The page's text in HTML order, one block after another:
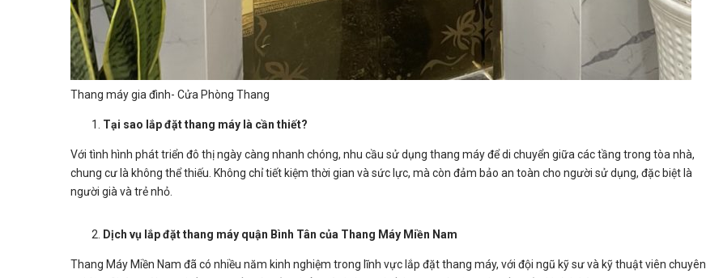
Thang máy gia đình- Cửa Phòng Thang
Tại sao lắp đặt thang máy là cần thiết?
Với tình hình phát triển đô thị ngày càng nhanh chóng, nhu cầu sử dụng thang máy để di chuyển giữa các tầng trong tòa nhà,
chung cư là không thể thiếu. Không chỉ tiết kiệm thời gian và sức lực, mà còn đảm bảo an toàn cho người sử dụng, đặc biệt là
người già và trẻ nhỏ.
Dịch vụ lắp đặt thang máy quận Bình Tân của Thang Máy Miền Nam
Thang Máy Miền Nam đã có nhiều năm kinh nghiệm trong lĩnh vực lắp đặt thang máy, với đội ngũ kỹ sư và kỹ thuật viên chuyên